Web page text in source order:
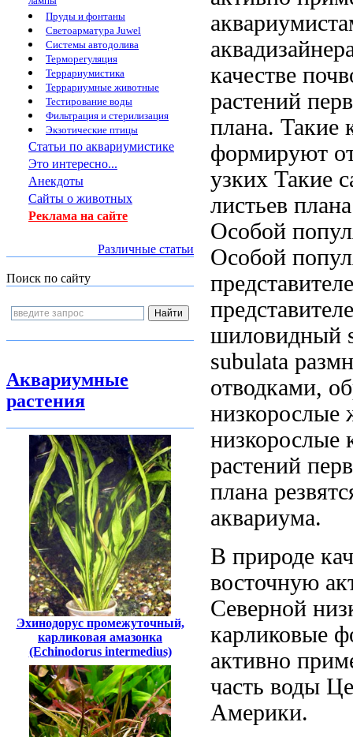
Пруды и фонтаны
Светоарматура Juwel
Системы автодолива
Терморегуляция
Террариумистика
Террариумные животные
Тестирование воды
Фильтрация и стерилизация
Экзотические птицы
Статьи по аквариумистике
Это интересно...
Анекдоты
Сайты о животных
Реклама на сайте
Различные статьи
Поиск по сайту
Аквариумные
растения
Эхинодорус промежуточный,
карликовая амазонка
(Echinodorus intermedius)
качестве
растений
плана. Такие
формируют
узких Такие
листьев
Особой
Особой
шиловидный
subulata
отводками,
низкорослые
низкорослые
растений
плана
аквариума.
В природе
восточную
Северной
карликовые
активно
часть воды
Америки.